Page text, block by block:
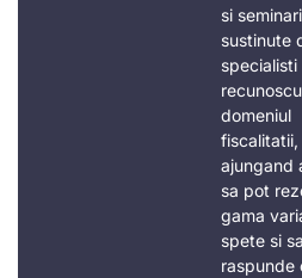
si
sustinute
specialisti
domeniul
fiscalitatii,
ajungand
sa pot
gama
spete si
raspunde